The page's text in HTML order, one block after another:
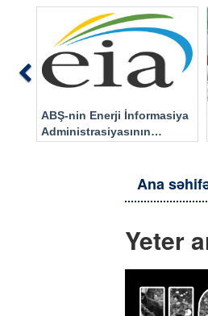
ABŞ-nin Enerji İnformasiya
Administrasiyasının
Previous
Ana
Yeter